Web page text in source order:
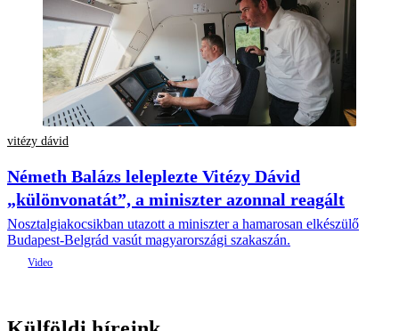
vitézy dávid
Németh Balázs leleplezte Vitézy Dávid
„különvonatát”, a miniszter azonnal reagált
Nosztalgiakocsikban utazott a miniszter a hamarosan elkészülő
Budapest-Belgrád vasút magyarországi szakaszán.